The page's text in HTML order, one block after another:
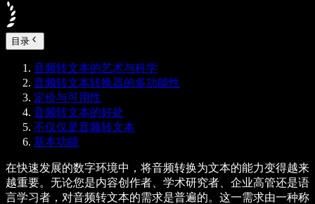
目录
音频转文本的艺术与科学
音频转文本转换器的多功能性
定价与可用性
音频转文本的好处
不仅仅是音频转文本
基本功能
在快速发展的数字环境中，将音频转换为文本的能力变得越来
越重要。无论您是内容创作者、学术研究者、企业高管还是语
言学习者，对音频转文本的需求是普遍的。这一需求由一种称